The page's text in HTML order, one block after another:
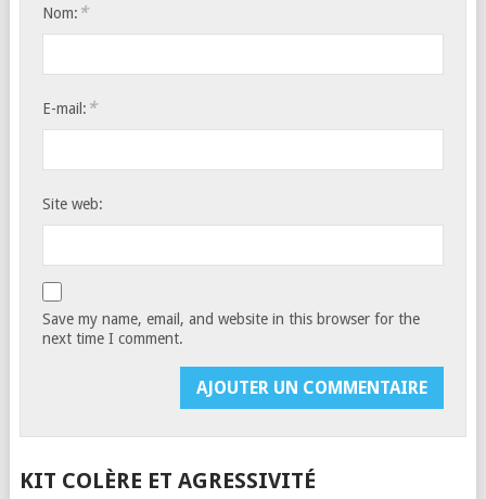
Nom: *
E-mail: *
Site web:
Save my name, email, and website in this browser for the
next time I comment.
KIT COLÈRE ET AGRESSIVITÉ